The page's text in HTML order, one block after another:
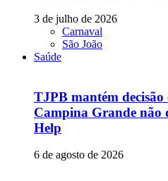
3 de julho de 2026
Carnaval
São João
Saúde
TJPB mantém decisão
Campina Grande não
Help
6 de agosto de 2026